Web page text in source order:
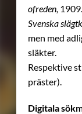
ofreden, 1909.
Svenska
men med
släkter.
Respektive
präster).
Digitala